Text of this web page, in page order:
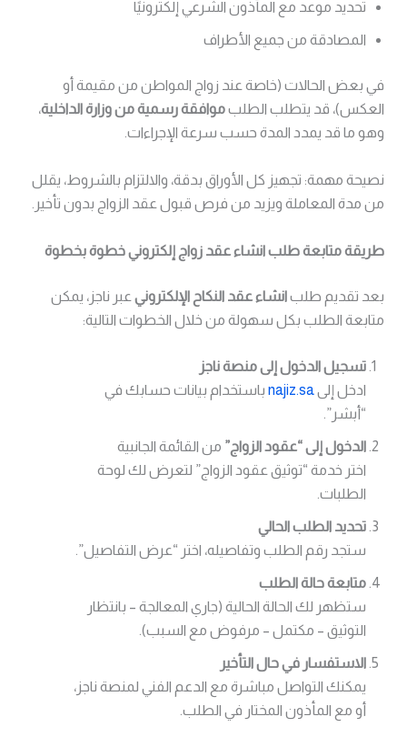
تحديد موعد مع المأذون الشرعي إلكترونيًا
المصادقة من جميع الأطراف
في بعض الحالات (خاصة عند زواج المواطن من مقيمة أو
العكس)، قد يتطلب الطلبموافقة رسمية من وزارة الداخلية،
وهو ما قد يمدد المدة حسب سرعة الإجراءات.
نصيحة مهمة: تجهيز كل الأوراق بدقة، والالتزام بالشروط، يقلل
من مدة المعاملة ويزيد من فرص قبول عقد الزواج بدون تأخير.
طريقة متابعة طلب انشاء عقد زواج إلكتروني خطوة بخطوة
بعد تقديم طلبانشاء عقد النكاح الإلكترونيعبر ناجز، يمكن
متابعة الطلب بكل سهولة من خلال الخطوات التالية:
تسجيل الدخول إلى منصة ناجز
ادخل إلىnajiz.saباستخدام بيانات حسابك في
“أبشر”.
الدخول إلى “عقود الزواج” من القائمة الجانبية
اختر خدمة “توثيق عقود الزواج” لتعرض لك لوحة
الطلبات.
تحديد الطلب الحالي
ستجد رقم الطلب وتفاصيله، اختر “عرض التفاصيل”.
متابعة حالة الطلب
ستظهر لك الحالة الحالية (جاري المعالجة – بانتظار
التوثيق – مكتمل – مرفوض مع السبب).
الاستفسار في حال التأخير
يمكنك التواصل مباشرة مع الدعم الفني لمنصة ناجز،
أو مع المأذون المختار في الطلب.